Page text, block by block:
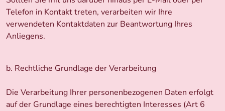
Telefon in Kontakt treten, verarbeiten wir Ihre
verwendeten Kontaktdaten zur Beantwortung Ihres
Anliegens.
b. Rechtliche Grundlage der Verarbeitung
Die Verarbeitung Ihrer personenbezogenen Daten erfolgt
auf der Grundlage eines berechtigten Interesses (Art 6